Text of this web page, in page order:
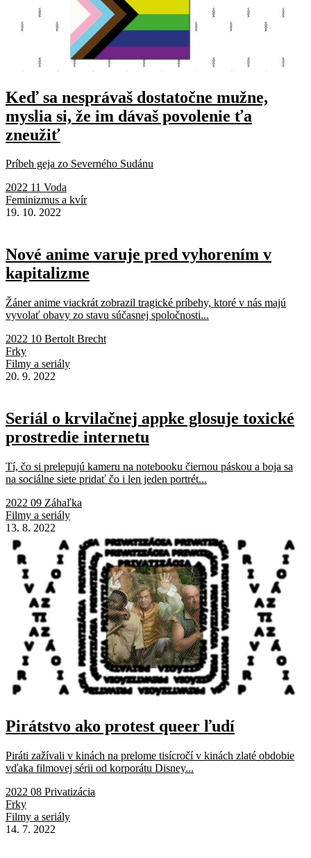
Keď sa nesprávaš dostatočne mužne,
myslia si, že im dávaš povolenie ťa
zneužiť
Príbeh geja zo Severného Sudánu
2022 11 Voda
Feminizmus a kvír
19. 10. 2022
Nové anime varuje pred vyhorením v
kapitalizme
Žáner anime viackrát zobrazil tragické príbehy, ktoré v nás majú
vyvolať obavy zo stavu súčasnej spoločnosti...
2022 10 Bertolt Brecht
Frky
Filmy a seriály
20. 9. 2022
Seriál o krvilačnej appke glosuje toxické
prostredie internetu
Tí, čo si prelepujú kameru na notebooku čiernou páskou a boja sa
na sociálne siete pridať čo i len jeden portrét...
2022 09 Záhaľka
Filmy a seriály
13. 8. 2022
Pirátstvo ako protest queer ľudí
Piráti zažívali v kinách na prelome tisícročí v kinách zlaté obdobie
vďaka filmovej sérii od korporátu Disney...
2022 08 Privatizácia
Frky
Filmy a seriály
14. 7. 2022